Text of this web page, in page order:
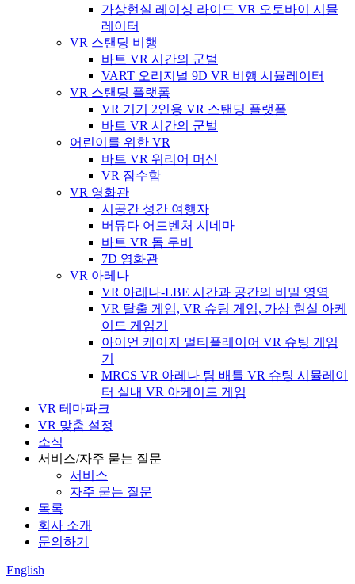
가상현실 레이싱 라이드 VR 오토바이 시뮬
레이터
VR 스탠딩 비행
바트 VR 시간의 군벌
VART 오리지널 9D VR 비행 시뮬레이터
VR 스탠딩 플랫폼
VR 기기 2인용 VR 스탠딩 플랫폼
바트 VR 시간의 군벌
어린이를 위한 VR
바트 VR 워리어 머신
VR 잠수함
VR 영화관
시공간 성간 여행자
버뮤다 어드벤처 시네마
바트 VR 돔 무비
7D 영화관
VR 아레나
VR 아레나-LBE 시간과 공간의 비밀 영역
VR 탈출 게임, VR 슈팅 게임, 가상 현실 아케
이드 게임기
아이언 케이지 멀티플레이어 VR 슈팅 게임
기
MRCS VR 아레나 팀 배틀 VR 슈팅 시뮬레이
터 실내 VR 아케이드 게임
VR 테마파크
VR 맞춤 설정
소식
서비스/자주 묻는 질문
서비스
자주 묻는 질문
목록
회사 소개
문의하기
English